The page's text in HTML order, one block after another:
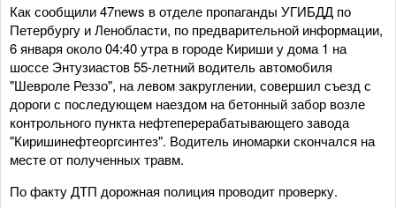
Как сообщили 47news в отделе пропаганды УГИБДД по
Петербургу и Ленобласти, по предварительной информации,
6 января около 04:40 утра в городе Кириши у дома 1 на
шоссе Энтузиастов 55-летний водитель автомобиля
"Шевроле Реззо", на левом закруглении, совершил съезд с
дороги с последующем наездом на бетонный забор возле
контрольного пункта нефтеперерабатывающего завода
"Киришинефтеоргсинтез". Водитель иномарки скончался на
месте от полученных травм.
По факту ДТП дорожная полиция проводит проверку.